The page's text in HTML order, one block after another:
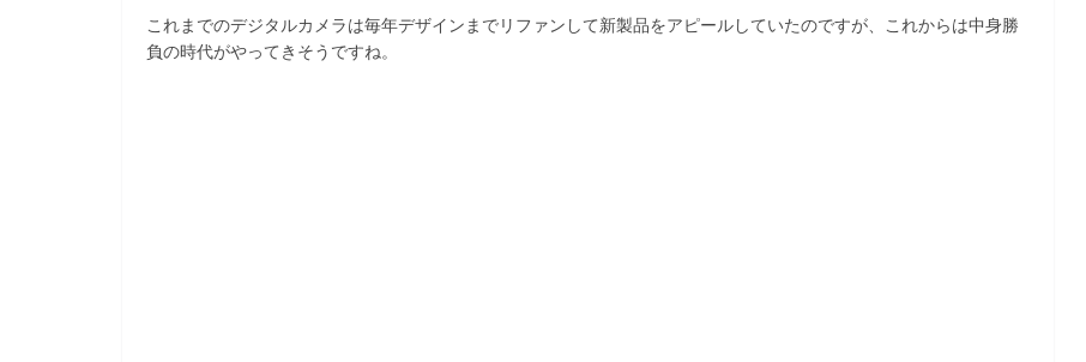
これまでのデジタルカメラは毎年デザインまでリファンして新製品をアピールしていたのですが、これからは中身勝
負の時代がやってきそうですね。